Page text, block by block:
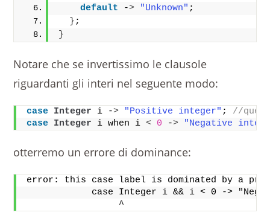
default -> "Unknown" ;
} ;
}
Notare che se invertissimo le clausole
riguardanti gli interi nel seguente modo:
case Integer i -> "Positive integer" ; //
case Integer i when i < 0 -> "Negative
otterremo un errore di dominance:
error: this case label is dominated by a
case Integer i && i < 0 ->
                 ^